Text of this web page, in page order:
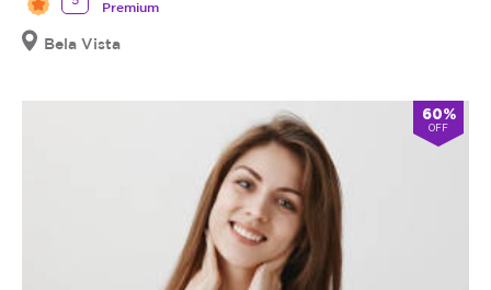
Premium
Bela Vista
60%
OFF